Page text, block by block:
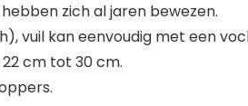
zich al jaren bewezen.
vuil kan eenvoudig met een
cm tot 30 cm.